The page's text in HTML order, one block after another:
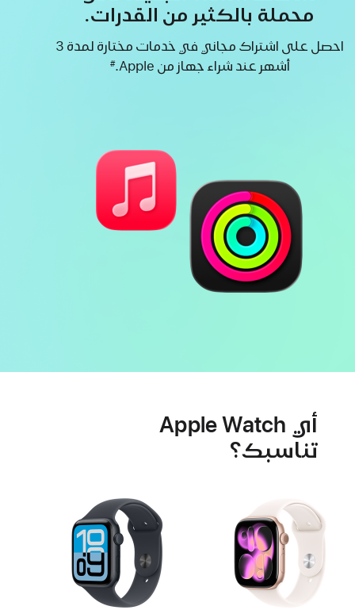
محملة بالكثير من القدرات.
احصل على اشتراك مجاني في خدمات مختارة لمدة 3
أشهر ‏عند شراء جهاز من Apple.
#
أي Apple Watch
تناسبك؟